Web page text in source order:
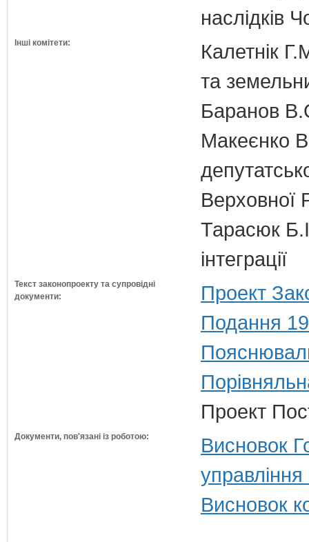
наслідків
Інші комітети:
Калетнік
та
Баранов
Макеєнко
Верховної
Тарасюк
інтеграції
Текст законопроекту та супровідні
документи:
Проект
Подання
Проект
Документи, пов'язані із роботою:
Висновок
Висновок